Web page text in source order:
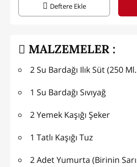
Deftere Ekle
MALZEMELER :
2 Su Bardağı Ilık Süt (250
1 Su Bardağı Sıvıyağ
2 Yemek Kaşığı Şeker
1 Tatlı Kaşığı Tuz
2 Adet Yumurta (Birinin